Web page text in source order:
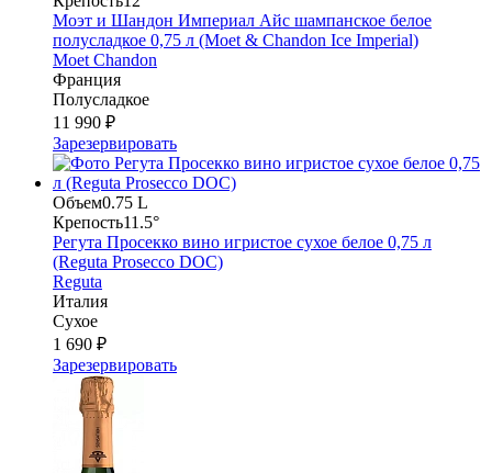
Моэт и Шандон Империал Айс шампанское белое
полусладкое 0,75 л (Moet & Chandon Ice Imperial)
Moet Chandon
Франция
Полусладкое
11 990 ₽
Зарезервировать
Объем0.75 L
Крепость11.5°
Регута Просекко вино игристое сухое белое 0,75 л
(Reguta Prosecco DOC)
Reguta
Италия
Сухое
1 690 ₽
Зарезервировать